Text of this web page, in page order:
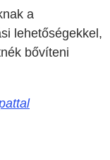
a
lehetőségekkel,
bővíteni